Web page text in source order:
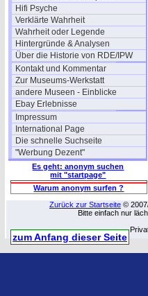
Hifi Psyche
Verklärte Wahrheit
Wahrheit oder Legende
Hintergründe & Analysen
Über die Historie von RDE/IPW
Kontakt und Kommentar
Zur Museums-Werkstatt
andere Museen - Einblicke
Ebay Erlebnisse
Impressum
International Page
Die schnelle Suchseite
"Werbung Dezent"
Es geht: anonym suchen
mit "startpage"
Warum anonym surfen ?
Zurück zur Startseite ©
Bitte einfach nur
zum Anfang dieser Seite